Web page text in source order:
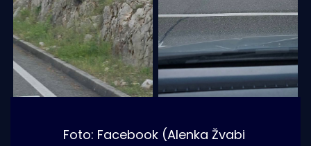
Foto: Facebook (Alenka Žvabi